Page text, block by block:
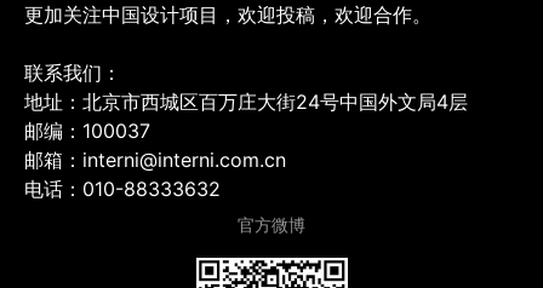
更加关注中国设计项目，欢迎投稿，欢迎合作。
联系我们：
地址：北京市西城区百万庄大街24号中国外文局4层
邮编：100037
邮箱：interni@interni.com.cn
电话：010-88333632
官方微博